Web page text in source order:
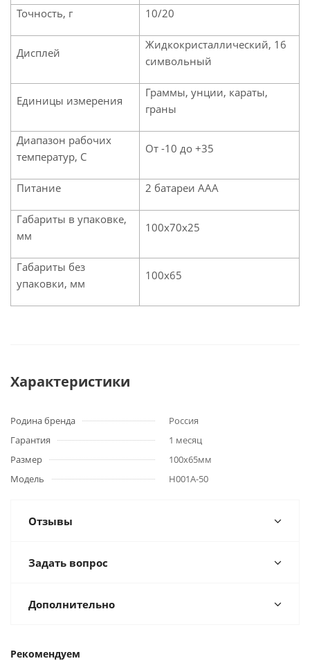
Точность, г 10/20
Дисплей
Жидкокристаллический, 16
символьный
Единицы измерения
Граммы, унции, караты,
граны
Диапазон рабочих
температур, С
От -10 до +35
Питание 2 батареи ААА
Габариты в упаковке,
мм
100х70х25
Габариты без
упаковки, мм
100х65
Характеристики
Родина бренда
Россия
Гарантия
1 месяц
Размер
100х65мм
Модель
Н001А-50
Отзывы
Задать вопрос
Дополнительно
Рекомендуем